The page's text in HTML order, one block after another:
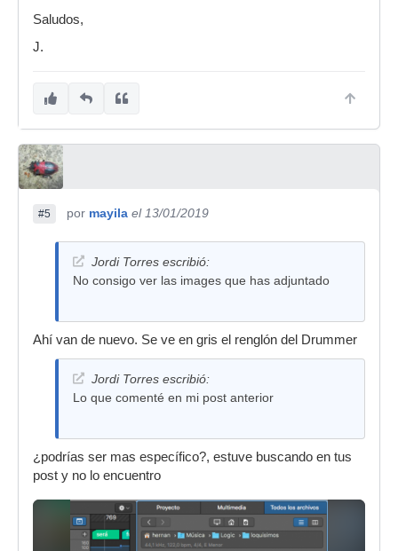
Saludos,
J.
#5 por mayila el 13/01/2019
Jordi Torres escribió:
No consigo ver las images que has adjuntado
Ahí van de nuevo. Se ve en gris el renglón del Drummer
Jordi Torres escribió:
Lo que comenté en mi post anterior
¿podrías ser mas específico?, estuve buscando en tus
post y no lo encuentro